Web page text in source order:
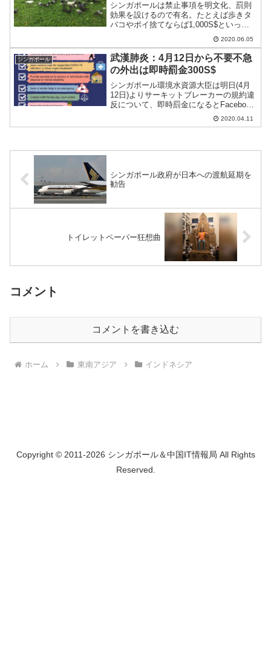
シンガポールは禁止事項を明文化、罰則
効果を設けるので有名。たとえば歩きタ
バコやポイ捨てならば1,000S$といった
具合。6月1日から野鳥に餌をあげても罰
2020.06.05
シンガポール
武漢肺炎：4月12日から不要不急
の外出は即時罰金300S$
シンガポール環境水資源大臣は明日(4月
12日)よりサーキットブレーカーの規約違
反について、即時罰金になるとFacebook
上に投稿した。シンガポール在住の人は
Social Distancingに気をつけよう。
2020.04.11
シンガポール政府が日本への渡航延期を
勧告
トイレットペーパー狂想曲
コメント
コメントを書き込む
ホーム 東南アジア インドネシア
Copyright © 2011-2026 シンガポール＆中国IT情報局 All Rights
Reserved.